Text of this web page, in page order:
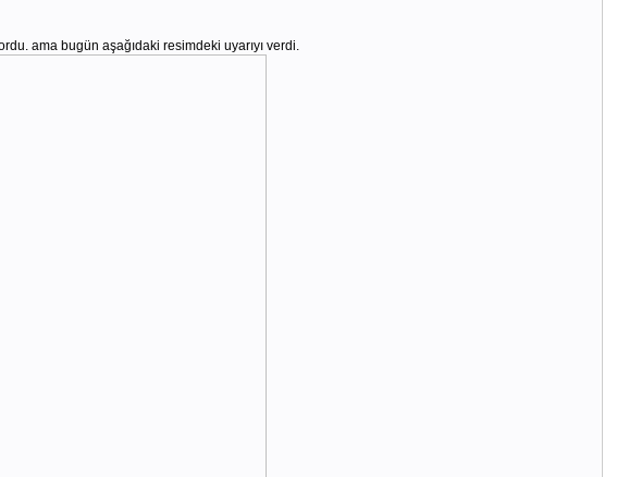
ama bugün aşağıdaki resimdeki uyarıyı verdi.